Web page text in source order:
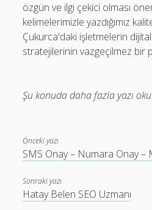
özgün ve ilgi çekici olması
kelimelerimizle yazdığımız
Çukurca'daki işletmelerin
stratejilerinin vazgeçilmez bir
Şu konuda daha fazla yazı
Önceki yazı
SMS Onay – Numara Onay –
Sonraki yazı
Hatay Belen SEO Uzmanı